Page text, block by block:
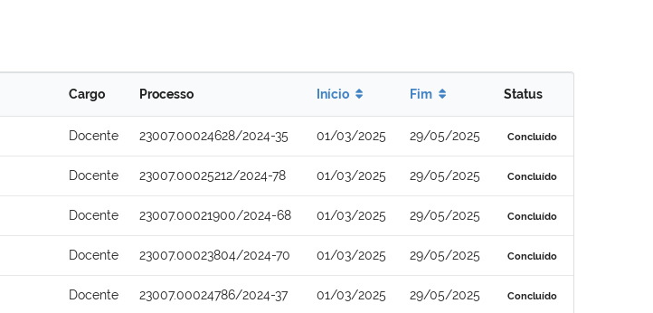
Cargo Processo Início Fim Status
Docente 23007.00024628/2024-35 01/03/2025 29/05/2025 Concluído
Docente 23007.00025212/2024-78 01/03/2025 29/05/2025 Concluído
Docente 23007.00021900/2024-68 01/03/2025 29/05/2025 Concluído
Docente 23007.00023804/2024-70 01/03/2025 29/05/2025 Concluído
Docente 23007.00024786/2024-37 01/03/2025 29/05/2025 Concluído